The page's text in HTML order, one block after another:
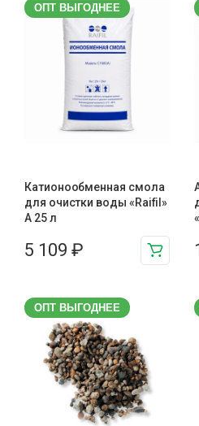
ОПТ ВЫГОДНЕЕ
Катионообменная смола
для очистки воды «Raifil»
A 25 л
5 109 ₽
ОПТ ВЫГОДНЕЕ